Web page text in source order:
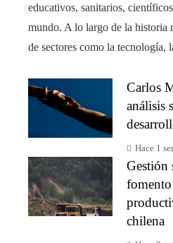
educativos, sanitarios,
mundo. A lo largo de la historia
de sectores como la tecnología,
Carlos
análisis
Hace 1
Gestión
fomento
chilena